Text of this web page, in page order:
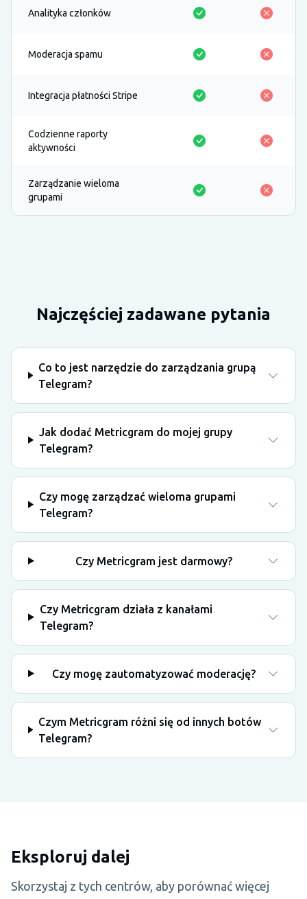
Analityka członków
Moderacja spamu
Integracja płatności Stripe
Codzienne raporty
aktywności
Zarządzanie wieloma
grupami
Najczęściej zadawane pytania
Co to jest narzędzie do zarządzania grupą
Telegram?
Jak dodać Metricgram do mojej grupy
Telegram?
Czy mogę zarządzać wieloma grupami
Telegram?
Czy Metricgram jest darmowy?
Czy Metricgram działa z kanałami
Telegram?
Czy mogę zautomatyzować moderację?
Czym Metricgram różni się od innych botów
Telegram?
Eksploruj dalej
Skorzystaj z tych centrów, aby porównać więcej